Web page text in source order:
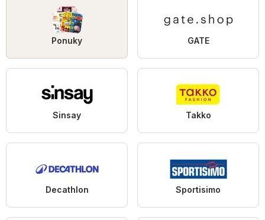
Ponuky GATE
Sinsay Takko
Decathlon Sportisimo